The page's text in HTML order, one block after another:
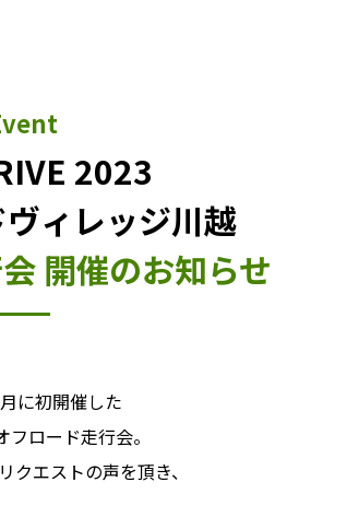
2023
ィレッジ川越
開催のお知らせ
に初開催した
フロード走行会。
クエストの声を頂き、